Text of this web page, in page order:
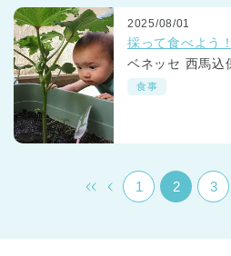
千葉県
埼玉県
兵庫県
2025/08/01
採って食べよう！
ベネッセ 西馬込
食事
1 2 3